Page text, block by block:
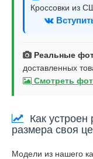
Кроссовки из
Реальные
доставленных
Смотреть
Как
размера своя
Модели из нашего